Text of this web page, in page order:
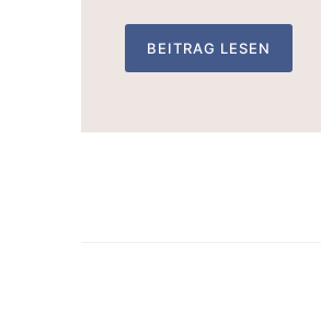
BEITRAG LESEN